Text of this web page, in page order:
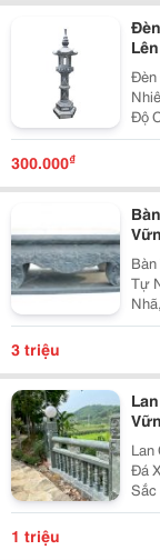
Đèn
Độ
300.000₫
Tự
3 triệu
Lan
Đá
Sắc
Mọi
1 triệu